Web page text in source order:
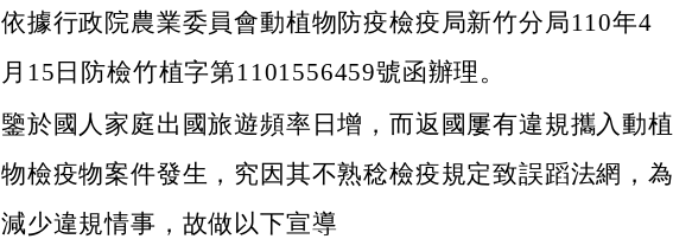
依據行政院農業委員會動植物防疫檢疫局新竹分局110年4
月15日防檢竹植字第1101556459號函辦理。
鑒於國人家庭出國旅遊頻率日增，而返國屢有違規攜入動植
物檢疫物案件發生，究因其不熟稔檢疫規定致誤蹈法網，為
減少違規情事，故做以下宣導